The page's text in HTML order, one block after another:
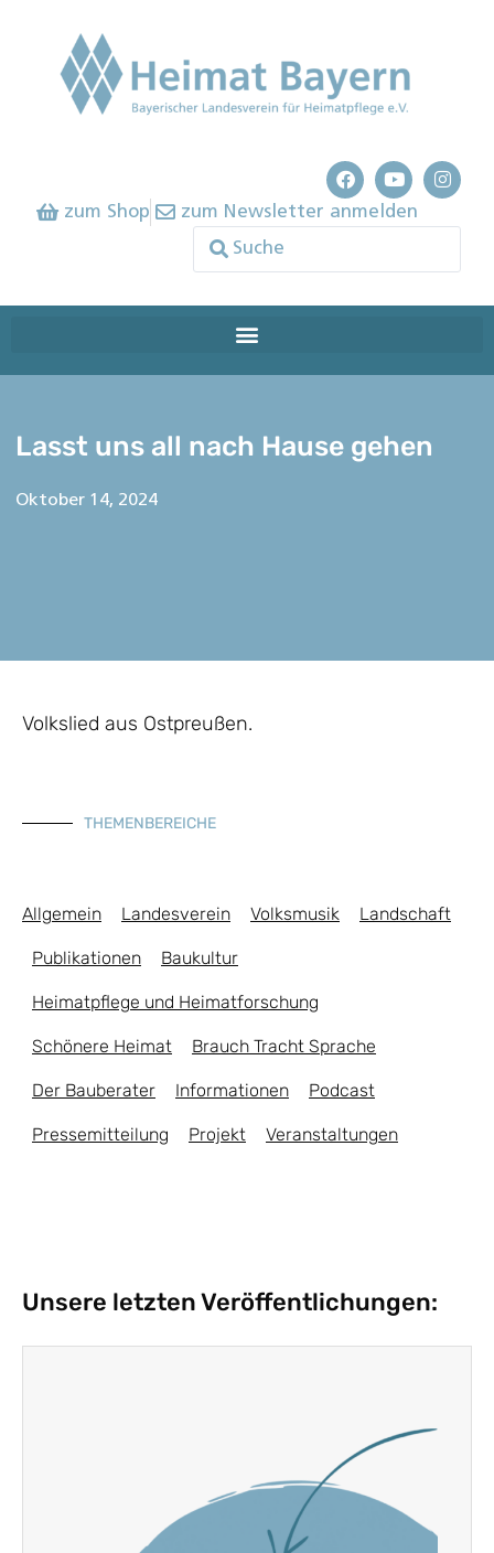
zum Shop zum Newsletter anmelden
Lasst uns all nach Hause gehen
Oktober 14, 2024
Volkslied aus Ostpreußen.
THEMENBEREICHE
Allgemein Landesverein Volksmusik Landschaft
Publikationen Baukultur
Heimatpflege und Heimatforschung
Schönere Heimat Brauch Tracht Sprache
Der Bauberater Informationen Podcast
Pressemitteilung Projekt Veranstaltungen
Unsere letzten Veröffentlichungen: